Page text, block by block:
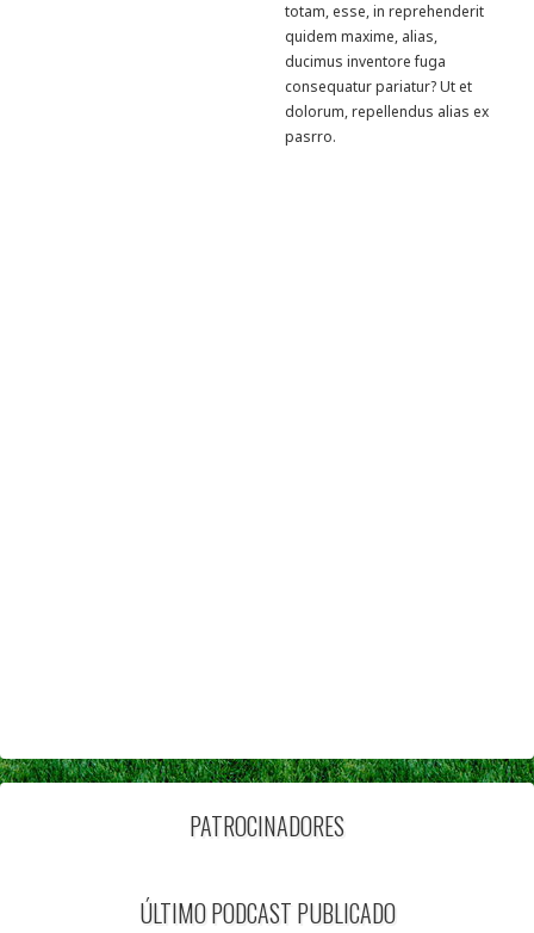
totam, esse, in reprehenderit
quidem maxime, alias,
ducimus inventore fuga
consequatur pariatur? Ut et
dolorum, repellendus alias ex
pasrro.
PATROCINADORES
ÚLTIMO PODCAST PUBLICADO